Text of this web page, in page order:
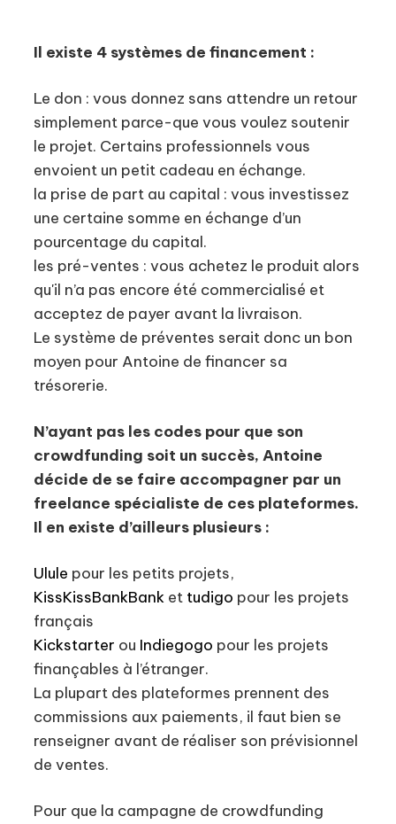
Il existe 4 systèmes de financement :
Le don : vous donnez sans attendre un retour
simplement parce-que vous voulez soutenir
le projet. Certains professionnels vous
envoient un petit cadeau en échange.
la prise de part au capital : vous investissez
une certaine somme en échange d’un
pourcentage du capital.
les pré-ventes : vous achetez le produit alors
qu'il n’a pas encore été commercialisé et
acceptez de payer avant la livraison.
Le système de préventes serait donc un bon
moyen pour Antoine de financer sa
trésorerie.
N’ayant pas les codes pour que son
crowdfunding soit un succès, Antoine
décide de se faire accompagner par un
freelance spécialiste de ces plateformes.
Il en existe d’ailleurs plusieurs :
Ulule pour les petits projets,
KissKissBankBank et tudigo pour les projets
français
Kickstarter ou Indiegogo pour les projets
finançables à l’étranger.
La plupart des plateformes prennent des
commissions aux paiements, il faut bien se
renseigner avant de réaliser son prévisionnel
de ventes.
Pour que la campagne de crowdfunding